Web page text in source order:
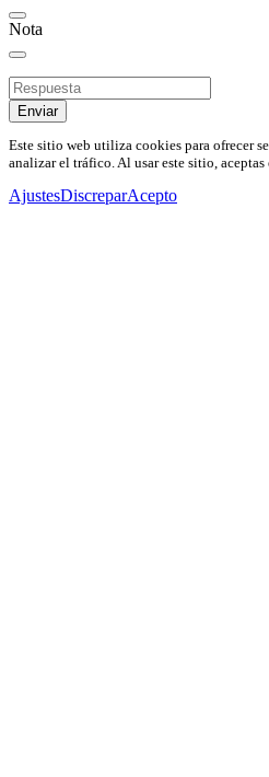
Nota
Enviar
Este sitio web utiliza cookies para ofrecer
analizar el tráfico. Al usar este sitio, aceptas
AjustesDiscreparAcepto